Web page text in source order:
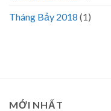
Tháng Bảy 2018 (1)
MỚI NHẤT